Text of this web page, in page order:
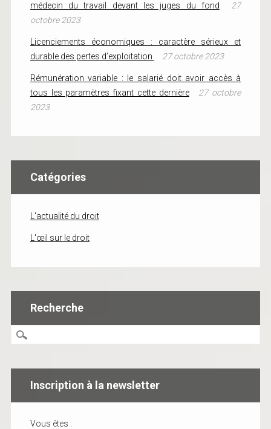
médecin du travail devant les juges du fond
27
octobre 2023
Licenciements économiques : caractère sérieux et
durable des pertes d’exploitation
27 octobre 2023
Rémunération variable : le salarié doit avoir accès à
tous les paramètres fixant cette dernière
27 octobre
2023
Catégories
L'actualité du droit
L'œil sur le droit
Recherche
Inscription à la newsletter
Vous êtes :